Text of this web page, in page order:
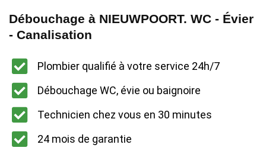
Débouchage à NIEUWPOORT. WC - Évier
- Canalisation
Plombier qualifié à votre service 24h/7
Débouchage WC, évie ou baignoire
Technicien chez vous en 30 minutes
24 mois de garantie